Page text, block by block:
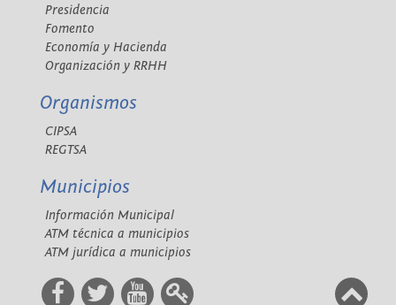
Presidencia
Fomento
Economía y Hacienda
Organización y RRHH
Organismos
CIPSA
REGTSA
Municipios
Información Municipal
ATM técnica a municipios
ATM jurídica a municipios